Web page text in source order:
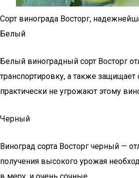
Сорт винограда Восторг,
Белый
Белый виноградный сорт Восторг
транспортировку, а также
практически не угрожают этому
Черный
Виноград сорта Восторг черный —
получения высокого урожая